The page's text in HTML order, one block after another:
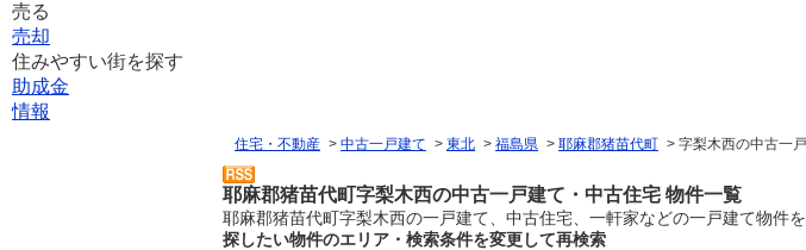
売る
売却
住みやすい街を探す
助成金
情報
住宅・不動産 > 中古一戸建て > 東北 > 福島県 > 耶麻郡猪苗代町 > 字梨木西の中古一
耶麻郡猪苗代町字梨木西の中古一戸建て・中古住宅 物件一覧
耶麻郡猪苗代町字梨木西の一戸建て、中古住宅、一軒家などの一戸建て物件
探したい物件のエリア・検索条件を変更して再検索